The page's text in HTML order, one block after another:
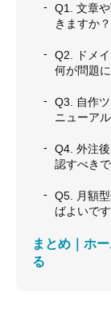
Q1. 文章
きますか？
Q2. ドメ
何が問題
Q3. 自作
ニューア
Q4. 外注
認すべき
Q5. 月額
ばよいで
まとめ｜ホ
る